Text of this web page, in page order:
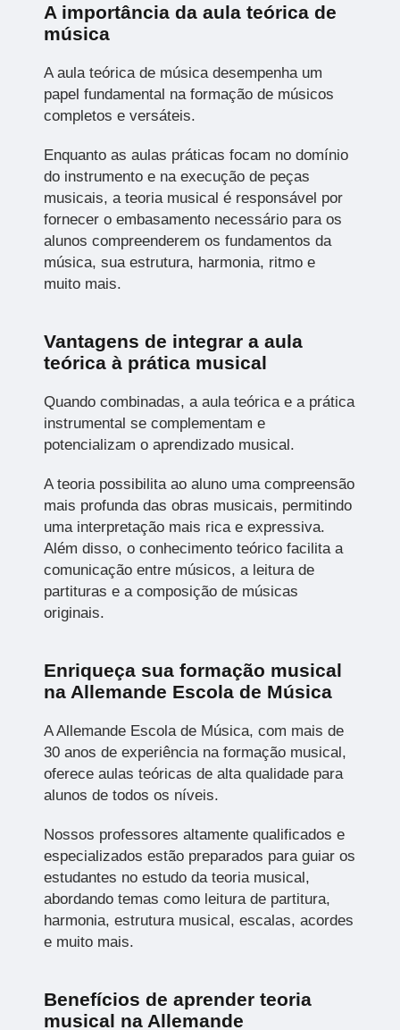
A importância da aula teórica de
música
A aula teórica de música desempenha um
papel fundamental na formação de músicos
completos e versáteis.
Enquanto as aulas práticas focam no domínio
do instrumento e na execução de peças
musicais, a teoria musical é responsável por
fornecer o embasamento necessário para os
alunos compreenderem os fundamentos da
música, sua estrutura, harmonia, ritmo e
muito mais.
Vantagens de integrar a aula
teórica à prática musical
Quando combinadas, a aula teórica e a prática
instrumental se complementam e
potencializam o aprendizado musical.
A teoria possibilita ao aluno uma compreensão
mais profunda das obras musicais, permitindo
uma interpretação mais rica e expressiva.
Além disso, o conhecimento teórico facilita a
comunicação entre músicos, a leitura de
partituras e a composição de músicas
originais.
Enriqueça sua formação musical
na Allemande Escola de Música
A Allemande Escola de Música, com mais de
30 anos de experiência na formação musical,
oferece aulas teóricas de alta qualidade para
alunos de todos os níveis.
Nossos professores altamente qualificados e
especializados estão preparados para guiar os
estudantes no estudo da teoria musical,
abordando temas como leitura de partitura,
harmonia, estrutura musical, escalas, acordes
e muito mais.
Benefícios de aprender teoria
musical na Allemande